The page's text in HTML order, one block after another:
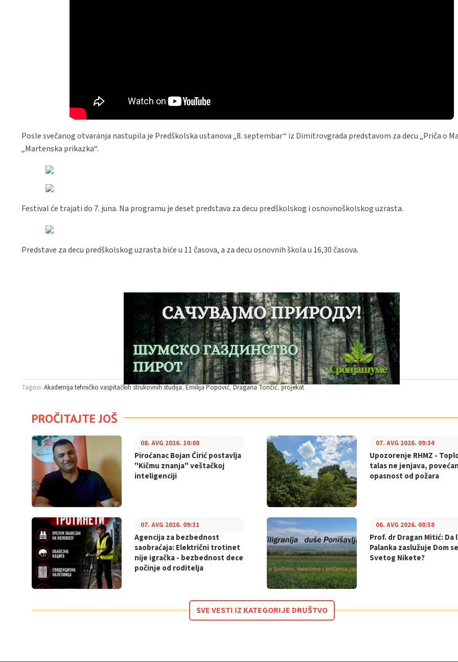
Posle svečanog otvaranja nastupila je Predškolska ustanova „8. septembar“ iz Dimitrovgrada predstavom za decu „Priča o
„Martenska prikazka“.
Festival će trajati do 7. juna. Na programu je deset predstava za decu predškolskog i osnovnoškolskog uzrasta.
Predstave za decu predškolskog uzrasta biće u 11 časova, a za decu osnovnih škola u 16,30 časova.
Tagovi: Akademija tehničko vaspitačkih strukovnih studija Emilija Popović Dragana Tončić projekat
PROČITAJTE JOŠ
Piroćanac Bojan Ćirić postavlja
"Kičmu znanja" veštačkoj
inteligenciji
08. AVG 2026. 10:08
Upozorenje RHMZ -
talas ne jenjava,
opasnost od požara
07. AVG 2026. 09:34
Agencija za bezbednost
saobraćaja: Električni trotinet
nije igračka - bezbednost dece
počinje od roditelja
07. AVG 2026. 09:31
Prof. dr Dragan Mitić: Da
Palanka zaslužuje Dom
Svetog Nikete?
06. AVG 2026. 08:58
SVE VESTI IZ KATEGORIJE DRUŠTVO